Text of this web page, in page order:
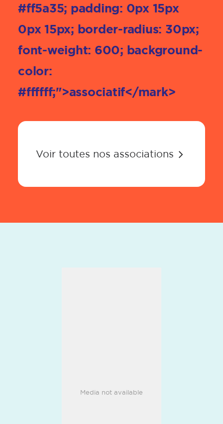
#ff5a35; padding: 0px 15px
0px 15px; border-radius: 30px;
font-weight: 600; background-
color:
#ffffff;">associatif</mark>
Voir toutes nos associations
Media not available